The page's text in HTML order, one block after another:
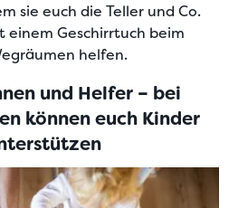
sie euch die Teller und Co.
einem Geschirrtuch beim
helfen.
und Helfer – bei
können euch Kinder